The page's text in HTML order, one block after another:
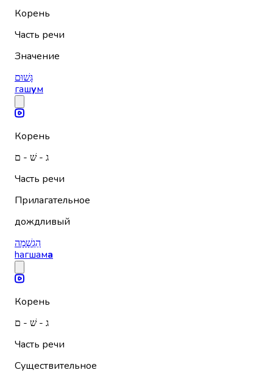
Корень
Часть речи
Значение
גָּשׁוּם
гашум
Корень
ג - שׁ - ם
Часть речи
Прилагательное
дождливый
הַגְשָׁמָה
hагшама
Корень
ג - שׁ - ם
Часть речи
Существительное